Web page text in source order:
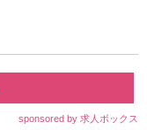
sponsored by 求人ボックス